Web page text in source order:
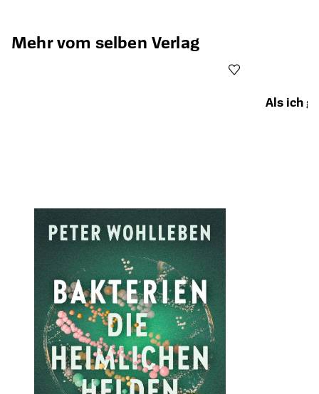
Produktgalerie überspringen
Mehr vom selben Verlag
Als ich